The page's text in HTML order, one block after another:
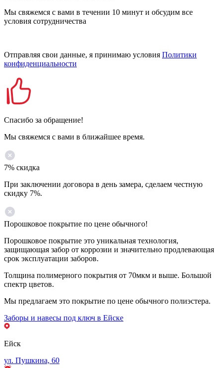
Мы свяжемся с вами в течении 10 минут и обсудим все
условия сотрудничества
Отправляя свои данные, я принимаю условия Политики
конфиденциальности
Спасибо за обращение!
Мы свяжемся с вами в ближайшее время.
7% скидка
При заключении договора в день замера, сделаем честную
скидку 7%.
Порошковое покрытие по цене обычного!
Порошковое покрытие это уникальная технология,
защищающая забор от коррозии и значительно продлевающая
срок эксплуатации заборов.
Толщина полимерного покрытия от 70мкм и выше. Большой
спектр цветов.
Мы предлагаем это покрытие по цене обычного полиэстера.
Заборы и навесы под ключ в Ейске
Ейск
ул. Пушкина, 60